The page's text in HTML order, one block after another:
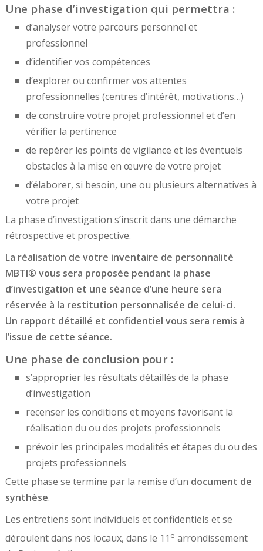
Une phase d’investigation qui permettra :
d’analyser votre parcours personnel et
professionnel
d’identifier vos compétences
d’explorer ou confirmer vos attentes
professionnelles (centres d’intérêt, motivations…)
de construire votre projet professionnel et d’en
vérifier la pertinence
de repérer les points de vigilance et les éventuels
obstacles à la mise en œuvre de votre projet
d’élaborer, si besoin, une ou plusieurs alternatives à
votre projet
La phase d’investigation s’inscrit dans une démarche
rétrospective et prospective.
La réalisation de votre inventaire de personnalité
MBTI® vous sera proposée pendant la phase
d’investigation et une séance d’une heure sera
réservée à la restitution personnalisée de celui-ci.
Un rapport détaillé et confidentiel vous sera remis à
l’issue de cette séance.
Une phase de conclusion pour :
s’approprier les résultats détaillés de la phase
d’investigation
recenser les conditions et moyens favorisant la
réalisation du ou des projets professionnels
prévoir les principales modalités et étapes du ou des
projets professionnels
Cette phase se termine par la remise d’un document de
synthèse.
Les entretiens sont individuels et confidentiels et se
déroulent dans nos locaux, dans le 11 e arrondissement